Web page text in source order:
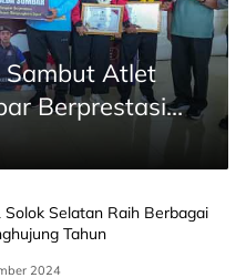
Sambut Atlet
Berprestasi
Solok Selatan Raih Berbagai
Tahun
2024